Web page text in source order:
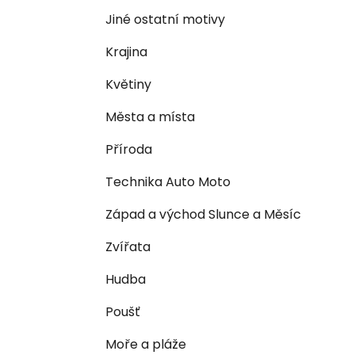
Jiné ostatní motivy
Krajina
Květiny
Města a místa
Příroda
Technika Auto Moto
Západ a východ Slunce a Měsíc
Zvířata
Hudba
Poušť
Moře a pláže